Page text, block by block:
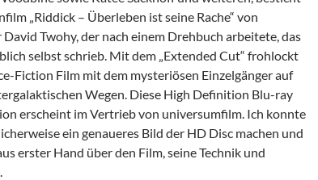
„Riddick – Überleben ist seine Rache“ von
David Twohy, der nach einem Drehbuch arbeitete, das
selbst schrieb. Mit dem „Extended Cut“ frohlockt
Fiction Film mit dem mysteriösen Einzelgänger auf
Wegen. Diese High Definition Blu-ray
erscheint im Vertrieb von universumfilm. Ich konnte
ein genaueres Bild der HD Disc machen und
erster Hand über den Film, seine Technik und